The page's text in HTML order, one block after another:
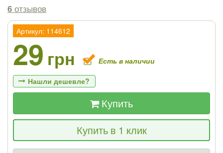
6 отзывов
Артикул: 114612
29 грн Есть в наличии
Нашли дешевле?
Если Вы найдете товар дешевле - мы
снизим цену и подарим % от разницы
Купить
Купить в 1 клик